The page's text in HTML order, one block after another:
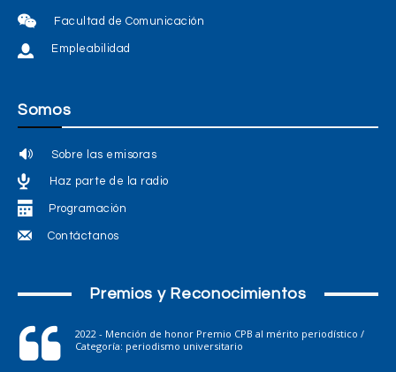
Facultad de Comunicación
Empleabilidad
Somos
Sobre las emisoras
Haz parte de la radio
Programación
Contáctanos
Premios y Reconocimientos
2022 - Mención de honor Premio CPB al mérito periodístico /
Categoría: periodismo universitario